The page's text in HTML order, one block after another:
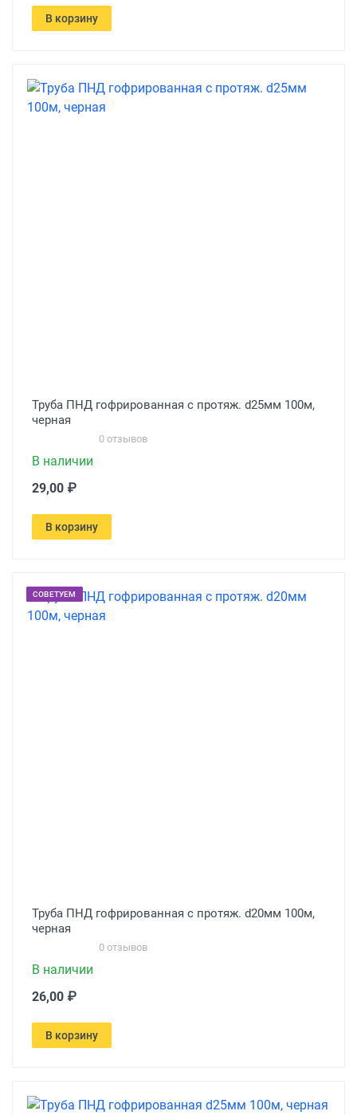
В корзину
Труба ПНД гофрированная с протяж. d25мм 100м,
черная
0 отзывов
В наличии
29,00 ₽
В корзину
СОВЕТУЕМ
Труба ПНД гофрированная с протяж. d20мм 100м,
черная
0 отзывов
В наличии
26,00 ₽
В корзину